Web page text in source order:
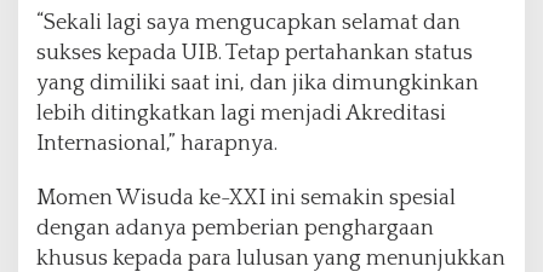
“Sekali lagi saya mengucapkan selamat dan
sukses kepada UIB. Tetap pertahankan status
yang dimiliki saat ini, dan jika dimungkinkan
lebih ditingkatkan lagi menjadi Akreditasi
Internasional,” harapnya.
Momen Wisuda ke-XXI ini semakin spesial
dengan adanya pemberian penghargaan
khusus kepada para lulusan yang menunjukkan